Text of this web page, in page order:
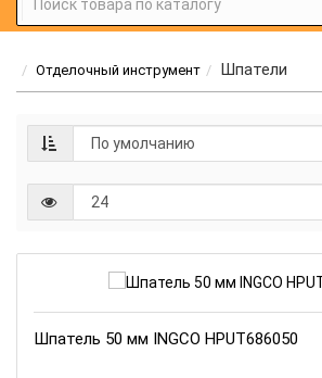
Отделочный инструмент Шпатели
Шпатель 50 мм INGCO HPUT686050